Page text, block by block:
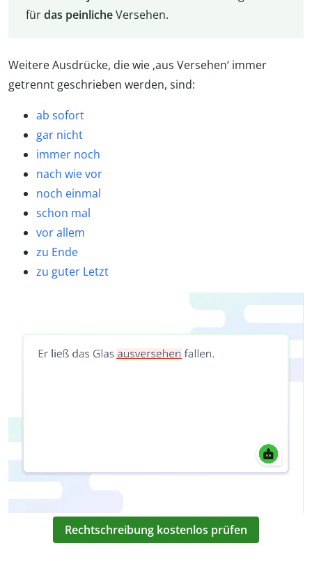
fürdas peinlicheVersehen.
Weitere Ausdrücke, die wie ‚aus Versehen‘ immer
getrennt geschrieben werden, sind:
ab sofort
gar nicht
immer noch
nach wie vor
noch einmal
schon mal
vor allem
zu Ende
zu guter Letzt
Rechtschreibung kostenlos prüfen